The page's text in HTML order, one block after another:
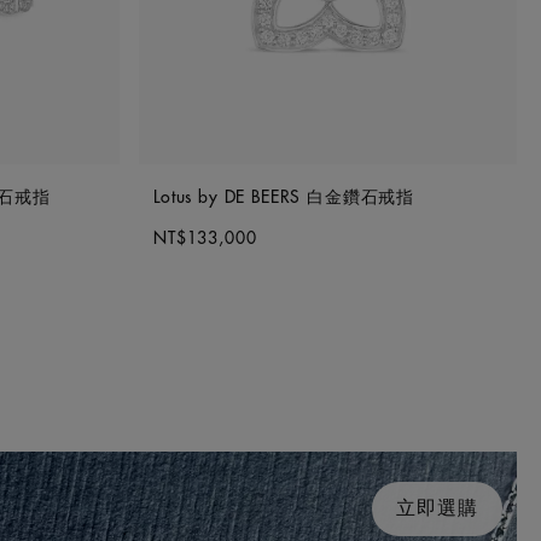
戒指 Lotus by DE BEERS 白金鑽石戒指
NT$133,000
立即選購